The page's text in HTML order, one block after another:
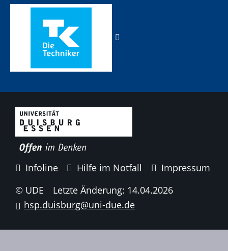
Infoline Hilfe im Notfall
Impressum
© UDE
Letzte Änderung: 14.04.2026
hsp.duisburg@uni-due.de